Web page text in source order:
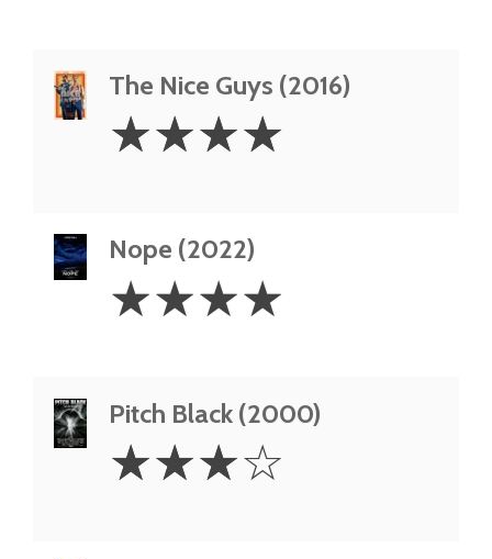
The Nice Guys (2016)
Stars
☆☆☆☆
Nope (2022)
Stars
☆☆☆☆
Pitch Black (2000)
Stars
☆☆☆☆